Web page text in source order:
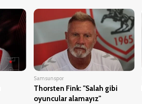
Samsunspor
Thorsten Fink: "Salah gibi
oyuncular alamayız"